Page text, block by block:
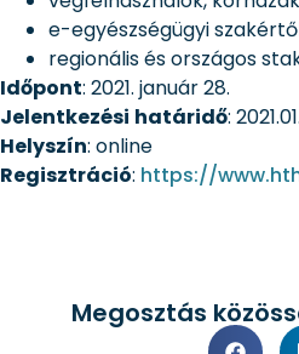
e-egyészségügyi
regionális és országos
Időpont: 2021. január 28.
Jelentkezési határidő:
Helyszín: online
Regisztráció: https://
Megosztás